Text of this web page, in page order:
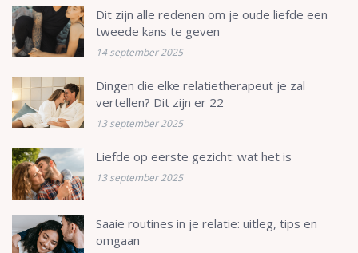
Dit zijn alle redenen om je oude liefde een
tweede kans te geven
14 september 2025
Dingen die elke relatietherapeut je zal
vertellen? Dit zijn er 22
13 september 2025
Liefde op eerste gezicht: wat het is
13 september 2025
Saaie routines in je relatie: uitleg, tips en
omgaan